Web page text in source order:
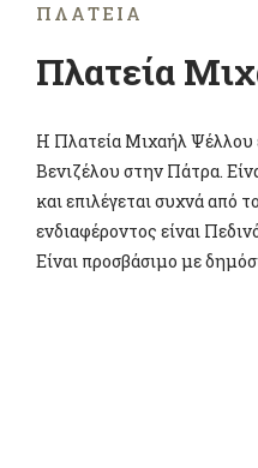
ΠΛΑΤΕΊΑ
Πλατεία
Η Πλατεία Μιχαήλ Ψέλλου
Βενιζέλου στην Πάτρα.
και επιλέγεται συχνά από
ενδιαφέροντος είναι
Είναι προσβάσιμο με